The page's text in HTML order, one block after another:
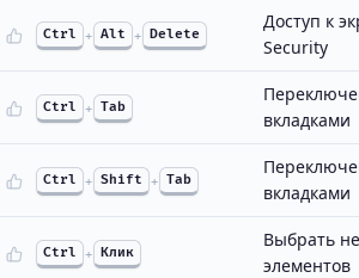
Ctrl + Alt + Delete
Доступ к
Security
Ctrl + Tab
вкладками
Ctrl + Shift + Tab
вкладками
Ctrl + Клик
Выбрать
элементов